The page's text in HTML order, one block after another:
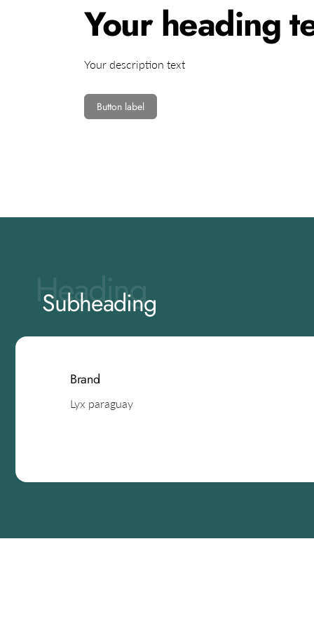
Your heading
Your description text
Button label
Heading
Subheading
Brand
Lyx paraguay